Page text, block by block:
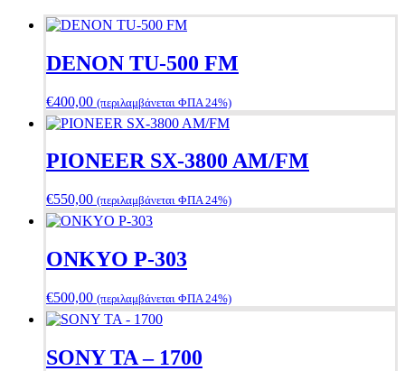
DENON TU-500 FM
€400,00 (περιλαμβάνεται ΦΠΑ 24%)
PIONEER SX-3800 AM/FM
€550,00 (περιλαμβάνεται ΦΠΑ 24%)
ONKYO P-303
€500,00 (περιλαμβάνεται ΦΠΑ 24%)
SONY TA – 1700